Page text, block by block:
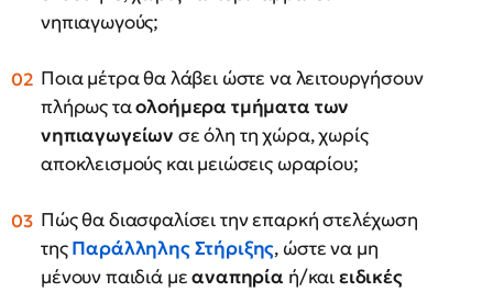
νηπιαγωγούς;
Ποια μέτρα θα λάβει ώστε να λειτουργήσουν
πλήρως ταολοήμερα τμήματα των
νηπιαγωγείων σε όλη τη χώρα, χωρίς
αποκλεισμούς και μειώσεις ωραρίου;
Πώς θα διασφαλίσει την επαρκή στελέχωση
τηςΠαράλληλης Στήριξης, ώστε να μη
μένουν παιδιά μεαναπηρία ή/καιειδικές